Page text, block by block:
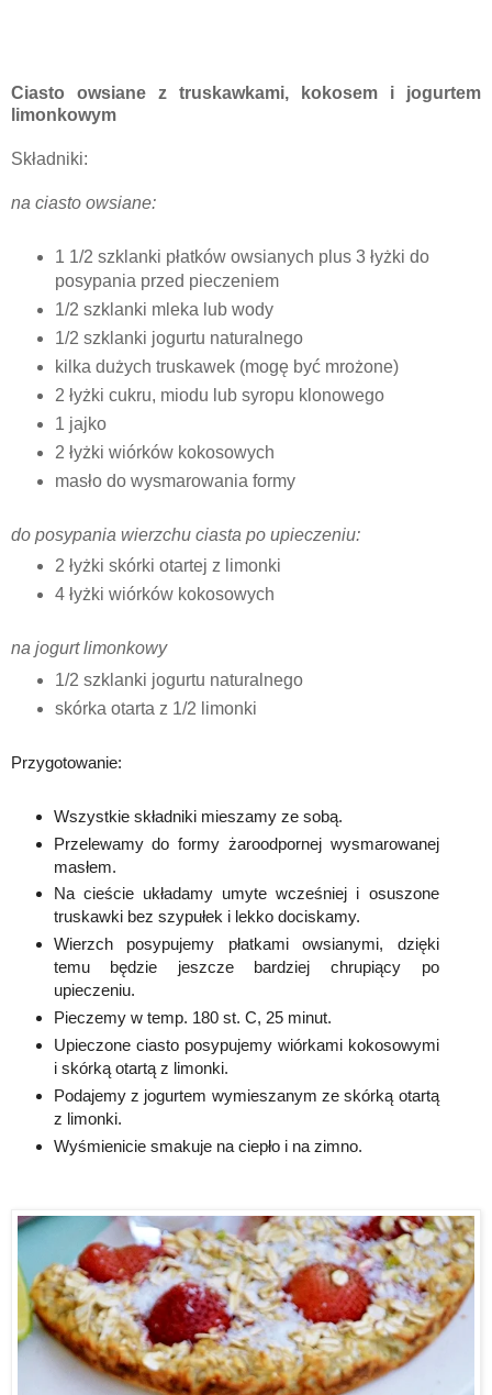
Ciasto owsiane z truskawkami, kokosem i jogurtem
limonkowym
Składniki:
na ciasto owsiane:
1 1/2 szklanki płatków owsianych plus 3 łyżki do
posypania przed pieczeniem
1/2 szklanki mleka lub wody
1/2 szklanki jogurtu naturalnego
kilka dużych truskawek (mogę być mrożone)
2 łyżki cukru, miodu lub syropu klonowego
1 jajko
2 łyżki wiórków kokosowych
masło do wysmarowania formy
do posypania wierzchu ciasta po upieczeniu:
2 łyżki skórki otartej z limonki
4 łyżki wiórków kokosowych
na jogurt limonkowy
1/2 szklanki jogurtu naturalnego
skórka otarta z 1/2 limonki
Przygotowanie:
Wszystkie składniki mieszamy ze sobą.
Przelewamy do formy żaroodpornej wysmarowanej
masłem.
Na cieście układamy umyte wcześniej i osuszone
truskawki bez szypułek i lekko dociskamy.
Wierzch posypujemy płatkami owsianymi, dzięki
temu będzie jeszcze bardziej chrupiący po
upieczeniu.
Pieczemy w temp. 180 st. C, 25 minut.
Upieczone ciasto posypujemy wiórkami kokosowymi
i skórką otartą z limonki.
Podajemy z jogurtem wymieszanym ze skórką otartą
z limonki.
Wyśmienicie smakuje na ciepło i na zimno.